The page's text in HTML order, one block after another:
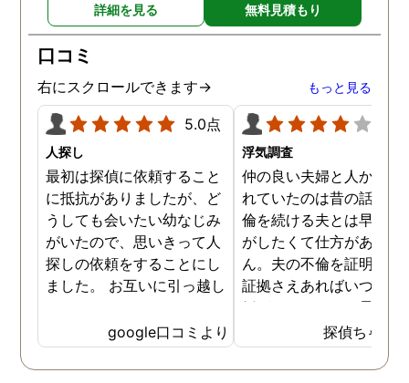
詳細を見る 無料見積もり
口コミ
右にスクロールできます→ もっと見る
5.0点
人探し
最初は探偵に依頼すること
に抵抗がありましたが、ど
うしても会いたい幼なじみ
がいたので、思いきって人
探しの依頼をすることにし
ました。 お互いに引っ越し
いる情報も少なかったの
で、難しいかなと思ってい
たのですが、見事に探して
google口コミより
浮気調査
仲の良い夫婦と人から言
れていたのは昔の話で、
倫を続ける夫とは早く離
がしたくて仕方がありま
ん。夫の不倫を証明でき
証拠さえあればいつでも
婚ができるのにと愚痴を
ぼしていると、姉が探偵
不倫の証拠集めを依頼し
くれました。探偵事務所
探偵ちゃん